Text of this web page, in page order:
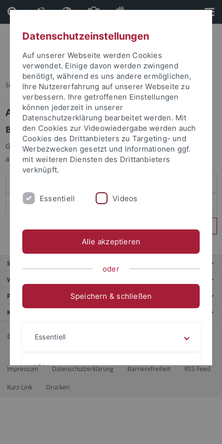
Direkt
zum
Inhalt
Direkt
zur
Fußleiste
Sie sind hier: Startseite
Anmelden
Benutzeranmeldung
Geben Sie Ihren Benutzernamen und Ihr Passwort an um sich
anzumelden:
Service
Weitere Angebote
Portale
Kontaktinfo
© 2026 Eberhard Karls Universität Tübingen, Tübingen
Impressum Datenschutzerklärung Barrierefreiheit RSS-Feed
Kurz-Link Drucken
Datenschutzeinstellungen
Auf unserer Webseite werden Cookies
verwendet. Einige davon werden zwingend
benötigt, während es uns andere ermöglichen,
Ihre Nutzererfahrung auf unserer Webseite zu
verbessern. Ihre getroffenen Einstellungen
können jederzeit in unserer
Datenschutzerklärung bearbeitet werden. Mit
den Cookies zur Videowiedergabe werden auch
Cookies des Drittanbieters zu Targeting- und
Werbezwecken gesetzt und Informationen ggf.
mit weiteren Diensten des Drittanbieters
verknüpft.
Essentiell Videos
Alle akzeptieren
oder
Speichern & schließen
Essentiell
Videos